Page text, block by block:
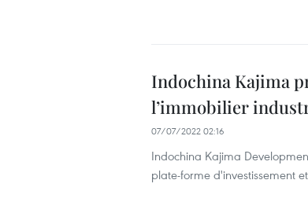
Indochina Kajima
l’immobilier
07/07/2022 02:16
Indochina Kajima
plate-forme d'investissement